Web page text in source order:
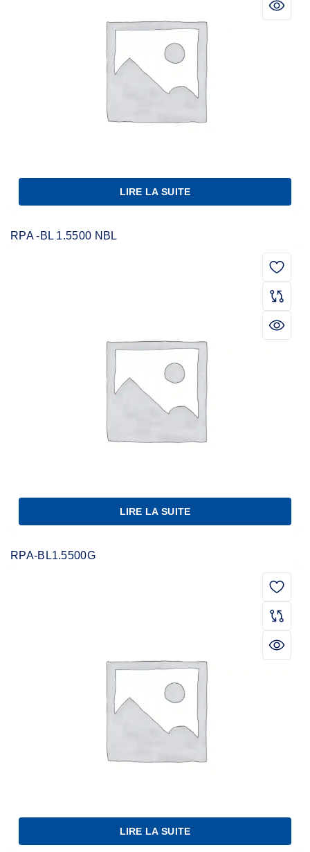
LIRE LA SUITE
RPA -BL 1.5500 NBL
LIRE LA SUITE
RPA-BL1.5500G
LIRE LA SUITE